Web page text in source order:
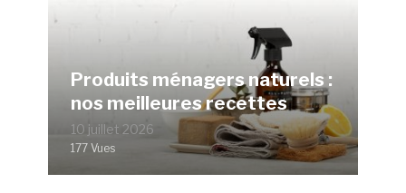
Produits ménagers naturels :
nos meilleures recettes
10 juillet 2026
177 Vues